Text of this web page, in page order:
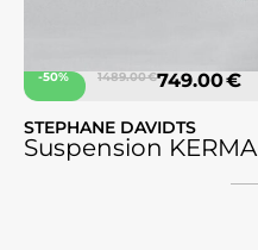
-50% 1489.00 €749.00 €
STEPHANE DAVIDTS
Suspension KERMA